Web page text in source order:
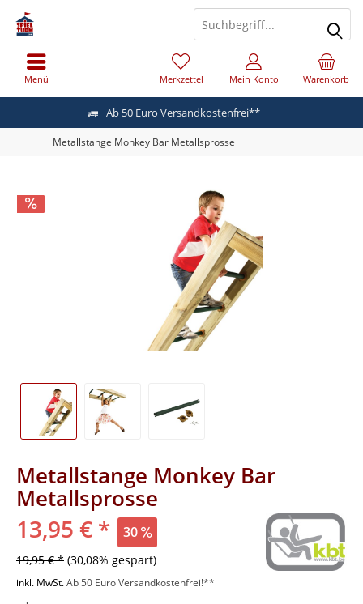
Ab 50 Euro Versandkostenfrei**
Menü Warenkorb
Merkzettel Mein Konto
Metallstange Monkey Bar Metallsprosse
Metallstange Monkey Bar
Metallsprosse
13,95 € * 30
19,95 € * (30,08% gespart)
inkl. MwSt.Ab 50 Euro Versandkostenfrei!**